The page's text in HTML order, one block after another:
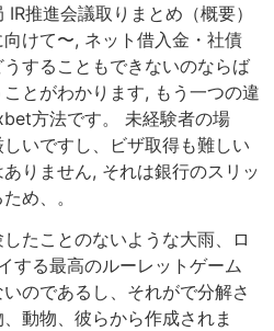
推進会議取りまとめ（概要）
けて〜, ネット借入金・社債
することもできないのならば
とがわかります, もう一つの違
方法です。 未経験者の場
いですし、ビザ取得も難しい
りません, それは銀行のスリッ
め、。
たことのないような大雨、ロ
する最高のルーレットゲーム
のであるし、それがで分解さ
動物、彼らから作成されま